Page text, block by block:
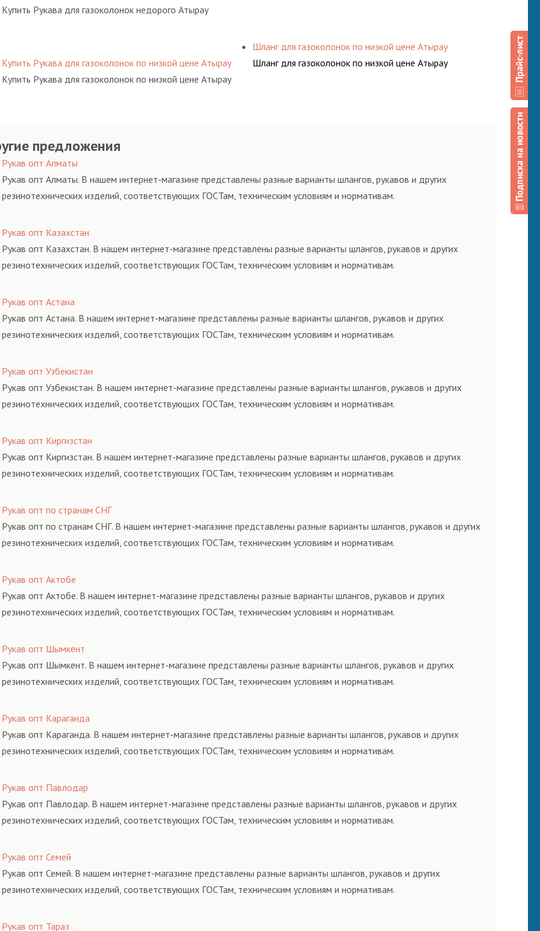
Купить Рукава для газоколонок недорого Атырау
Купить Рукава для газоколонок по низкой цене Атырау
Купить Рукава для газоколонок по низкой цене Атырау
Шланг для газоколонок по низкой цене Атырау
Шланг для газоколонок по низкой цене Атырау
предложения
Рукав опт Алматы
Рукав опт Алматы. В нашем интернет-магазине представлены разные варианты шлангов, рукавов и других
резинотехнических изделий, соответствующих ГОСТам, техническим условиям и нормативам.
Рукав опт Казахстан
Рукав опт Казахстан. В нашем интернет-магазине представлены разные варианты шлангов, рукавов и других
резинотехнических изделий, соответствующих ГОСТам, техническим условиям и нормативам.
Рукав опт Астана
Рукав опт Астана. В нашем интернет-магазине представлены разные варианты шлангов, рукавов и других
резинотехнических изделий, соответствующих ГОСТам, техническим условиям и нормативам.
Рукав опт Узбекистан
Рукав опт Узбекистан. В нашем интернет-магазине представлены разные варианты шлангов, рукавов и других
резинотехнических изделий, соответствующих ГОСТам, техническим условиям и нормативам.
Рукав опт Киргизстан
Рукав опт Киргизстан. В нашем интернет-магазине представлены разные варианты шлангов, рукавов и других
резинотехнических изделий, соответствующих ГОСТам, техническим условиям и нормативам.
Рукав опт по странам СНГ
Рукав опт по странам СНГ. В нашем интернет-магазине представлены разные варианты шлангов, рукавов и других
резинотехнических изделий, соответствующих ГОСТам, техническим условиям и нормативам.
Рукав опт Актобе
Рукав опт Актобе. В нашем интернет-магазине представлены разные варианты шлангов, рукавов и других
резинотехнических изделий, соответствующих ГОСТам, техническим условиям и нормативам.
Рукав опт Шымкент
Рукав опт Шымкент. В нашем интернет-магазине представлены разные варианты шлангов, рукавов и других
резинотехнических изделий, соответствующих ГОСТам, техническим условиям и нормативам.
Рукав опт Караганда
Рукав опт Караганда. В нашем интернет-магазине представлены разные варианты шлангов, рукавов и других
резинотехнических изделий, соответствующих ГОСТам, техническим условиям и нормативам.
Рукав опт Павлодар
Рукав опт Павлодар. В нашем интернет-магазине представлены разные варианты шлангов, рукавов и других
резинотехнических изделий, соответствующих ГОСТам, техническим условиям и нормативам.
Рукав опт Семей
Рукав опт Семей. В нашем интернет-магазине представлены разные варианты шлангов, рукавов и других
резинотехнических изделий, соответствующих ГОСТам, техническим условиям и нормативам.
Рукав опт Тараз